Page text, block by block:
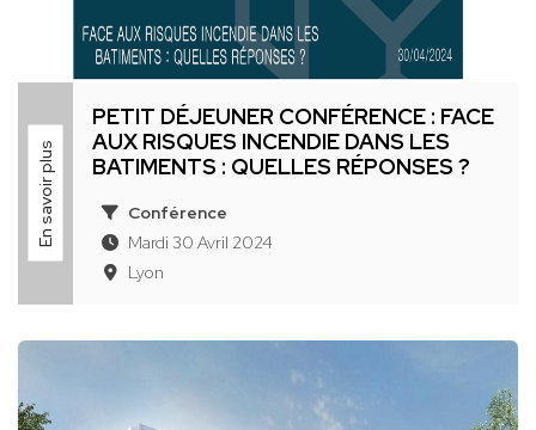
En savoir plus
PETIT DÉJEUNER CONFÉRENCE : FACE
AUX RISQUES INCENDIE DANS LES
BATIMENTS : QUELLES RÉPONSES ?
Conférence
Mardi 30 Avril 2024
Lyon